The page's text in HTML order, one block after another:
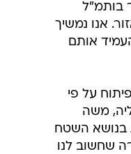
בותמ"ל
אנו נמשיך
אותם
על פי
משה
בנושא השטח
שחשוב לנו